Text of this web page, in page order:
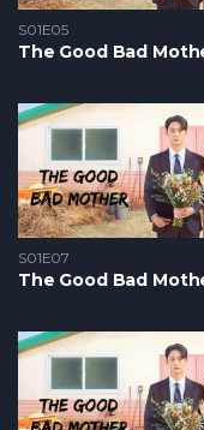
S01E05
S01E07